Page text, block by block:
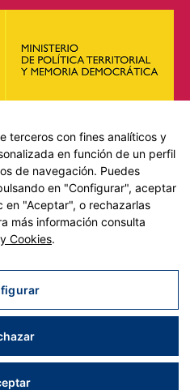
y Resiliencia –
<< Next Generation EU>>
resiliencia, establecido por el
del PRTR gestionado por el
territorial.
|Política de cookies| Desarrollado por
tigres
terceros con fines analíticos y
en función de un perfil
de navegación. Puedes
en "Configurar", aceptar
en "Aceptar", o rechazarlas
más información consulta
Cookies.